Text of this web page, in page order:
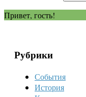
Привет, гость!
Рубрики
События
История